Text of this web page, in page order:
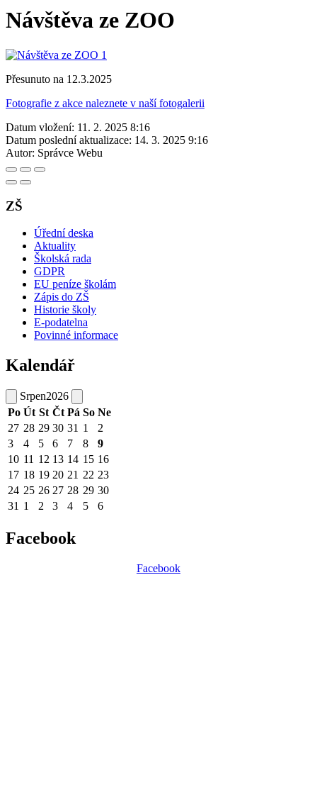
Návštěva ze ZOO
Přesunuto na 12.3.2025
Fotografie z akce naleznete v naší fotogalerii
Datum vložení: 11. 2. 2025 8:16
Datum poslední aktualizace: 14. 3. 2025 9:16
Autor: Správce Webu
ZŠ
Úřední deska
Aktuality
Školská rada
GDPR
EU peníze školám
Zápis do ZŠ
Historie školy
E-podatelna
Povinné informace
Kalendář
Srpen2026
Po Út St Čt Pá So Ne
27 28 29 30 31 1
2
3
4 5 6 7 8
9
10 11 12 13 14 15 16
17 18 19 20 21 22 23
24 25 26 27 28 29 30
31 1 2 3 4 5 6
Facebook
Facebook